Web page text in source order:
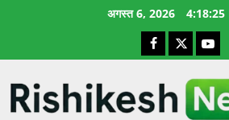
अगस्त 6, 2026 4:18:26
Facebook
X